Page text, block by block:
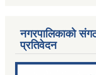
नगरपालिकाको
प्रतिवेदन